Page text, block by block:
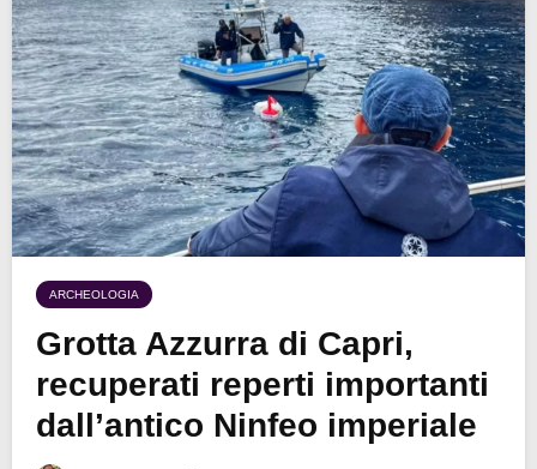
ARCHEOLOGIA
Grotta Azzurra di Capri,
recuperati reperti importanti
dall’antico Ninfeo imperiale